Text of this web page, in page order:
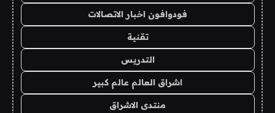
فودوافون اخبار الاتصالات
تقنية
التدريس
اشراق العالم عالم كبير
منتدى الاشراق